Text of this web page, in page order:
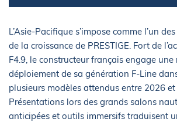
L’Asie-Pacifique s’impose comme l’un
de la croissance de PRESTIGE. Fort de
F4.9, le constructeur français engage
déploiement de sa génération F-Line
plusieurs modèles attendus entre 2026 et
Présentations lors des grands salons
anticipées et outils immersifs traduisent